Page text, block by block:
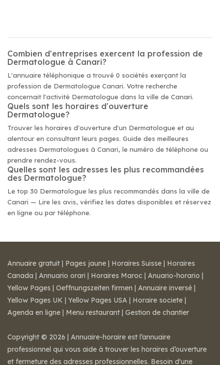
Combien d'entreprises exercent la profession de
Dermatologue à Canari?
L'annuaire téléphonique a trouvé 0 sociétés exerçant la
profession de Dermatologue Canari. Votre recherche
concernait l'activité Dermatologue dans la ville de Canari.
Quels sont les horaires d'ouverture
Dermatologue?
Trouver les horaires d'ouverture d'un Dermatologue et au
alentour en consultant leurs pages. Guide des meilleures
adresses Dermatologues à Canari, le numéro de téléphone ou
prendre rendez-vous.
Quelles sont les adresses les plus recommandées
des Dermatologue?
Le top 30 Dermatologue les plus recommandés dans la ville de
Canari — Lire les avis, vérifiez les dates disponibles et réservez
en ligne ou par téléphone.
Annuaire gratuit | Pages jaune | Horaires Suisse | Horaires
Canada | Annuario orari | Horaires Maroc | Anuario-horario |
Yellow Pages | Oeffnungszeiten firmen | Annuaire inversé |
Yellow Pages UK | Yellow Pages USA | Horaire societe |
Agenda en ligne | Menu restaurant | Gestion de chantier
Copyright © 2026 | Annuaire-horaire est l’annuaire
professionnel qui vous aide à trouver les horaires d’ouverture
et fermeture des adresses professionnelles. Besoin d'une